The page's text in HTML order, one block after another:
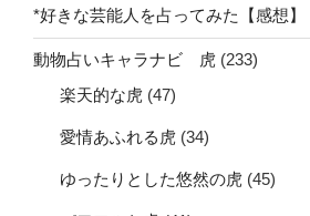
*好きな芸能人を占ってみた【感想】
動物占いキャラナビ 虎 (233)
楽天的な虎 (47)
愛情あふれる虎 (34)
ゆったりとした悠然の虎 (45)